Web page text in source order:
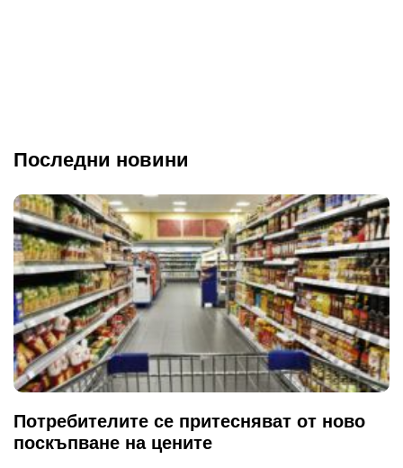
Последни новини
Потребителите се притесняват от ново
поскъпване на цените